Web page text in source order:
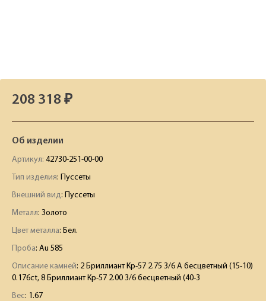
208 318 ₽
Об изделии
Артикул: 42730-251-00-00
Тип изделия: Пуссеты
Внешний вид: Пуссеты
Металл: Золото
Цвет металла: Бел.
Проба: Au 585
Описание камней: 2 Бриллиант Кр-57 2.75 3/6 А бесцветный (15-10)
0.176ct, 8 Бриллиант Кр-57 2.00 3/6 бесцветный (40-3
Вес: 1.67